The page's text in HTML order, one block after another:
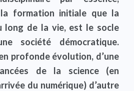
formation initiale que la
long de la vie, est le socle
société démocratique.
profonde évolution, d’une
de la science (en
du numérique) d’autre